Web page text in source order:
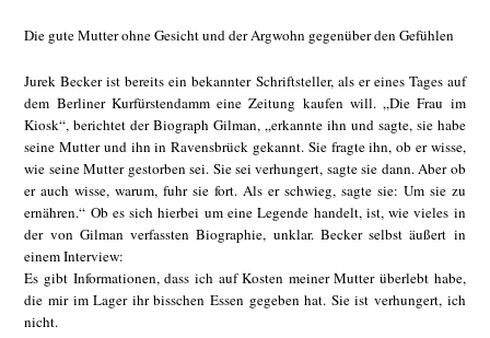
Die gute Mutter ohne Gesicht und der Argwohn gegenüber den Gefühlen
Jurek Becker ist bereits ein bekannter Schriftsteller, als er eines Tages auf
dem Berliner Kurfürstendamm eine Zeitung kaufen will. „Die Frau im
Kiosk“, berichtet der Biograph Gilman, „erkannte ihn und sagte, sie habe
seine Mutter und ihn in Ravensbrück gekannt. Sie fragte ihn, ob er wisse,
wie seine Mutter gestorben sei. Sie sei verhungert, sagte sie dann. Aber ob
er auch wisse, warum, fuhr sie fort. Als er schwieg, sagte sie: Um sie zu
ernähren.“ Ob es sich hierbei um eine Legende handelt, ist, wie vieles in
der von Gilman verfassten Biographie, unklar. Becker selbst äußert in
einem Interview:
Es gibt Informationen, dass ich auf Kosten meiner Mutter überlebt habe,
die mir im Lager ihr bisschen Essen gegeben hat. Sie ist verhungert, ich
nicht.